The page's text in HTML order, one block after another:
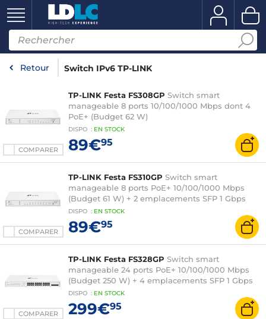
Retour Switch IPv6 TP-LINK
COMPARER
TP-LINK Festa FS308GP Switch smart
manageable 8 ports 10/100/1000 Mbps dont 4
PoE+ (Budget 62 W)
DISPO : EN STOCK
89€95
COMPARER
TP-LINK Festa FS310GP Switch smart
manageable 8 ports PoE+ 10/100/1000 Mbps
(Budget 61 W) + 2 emplacements SFP 1 Gbps
DISPO : EN STOCK
89€95
COMPARER
TP-LINK Festa FS328GP Switch smart
manageable 24 ports PoE+ 10/100/1000 Mbps
(Budget 250 W) + 4 emplacements SFP 1 Gbps
DISPO : EN STOCK
299€95